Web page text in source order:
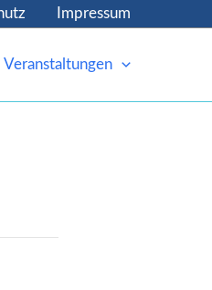
Impressum
Veranstaltungen